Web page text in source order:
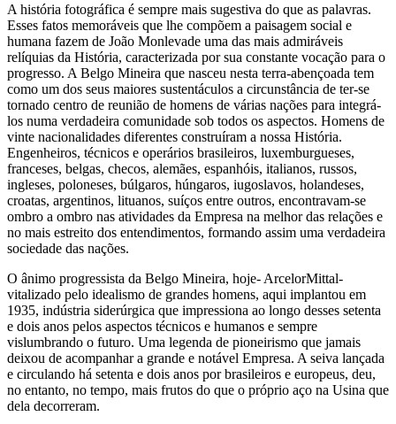
A história fotográfica é sempre mais sugestiva do que as palavras.
Esses fatos memoráveis que lhe compõem a paisagem social e
humana fazem de João Monlevade uma das mais admiráveis
relíquias da História, caracterizada por sua constante vocação para o
progresso. A Belgo Mineira que nasceu nesta terra-abençoada tem
como um dos seus maiores sustentáculos a circunstância de ter-se
tornado centro de reunião de homens de várias nações para integrá-
los numa verdadeira comunidade sob todos os aspectos. Homens de
vinte nacionalidades diferentes construíram a nossa História.
Engenheiros, técnicos e operários brasileiros, luxemburgueses,
franceses, belgas, checos, alemães, espanhóis, italianos, russos,
ingleses, poloneses, búlgaros, húngaros, iugoslavos, holandeses,
croatas, argentinos, lituanos, suíços entre outros, encontravam-se
ombro a ombro nas atividades da Empresa na melhor das relações e
no mais estreito dos entendimentos, formando assim uma verdadeira
sociedade das nações.
O ânimo progressista da Belgo Mineira, hoje- ArcelorMittal-
vitalizado pelo idealismo de grandes homens, aqui implantou em
1935, indústria siderúrgica que impressiona ao longo desses setenta
e dois anos pelos aspectos técnicos e humanos e sempre
vislumbrando o futuro. Uma legenda de pioneirismo que jamais
deixou de acompanhar a grande e notável Empresa. A seiva lançada
e circulando há setenta e dois anos por brasileiros e europeus, deu,
no entanto, no tempo, mais frutos do que o próprio aço na Usina que
dela decorreram.